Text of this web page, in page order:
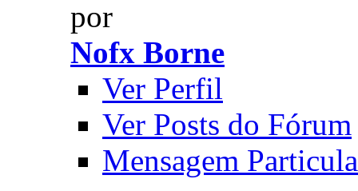
por
Nofx Borne
Ver Perfil
Ver Posts do Fórum
Mensagem